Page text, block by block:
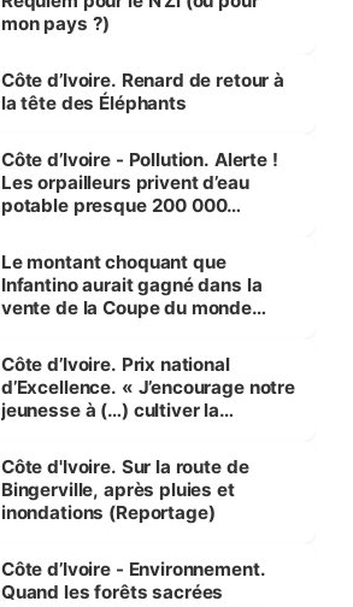
mon pays ?)
Côte d’Ivoire. Renard de retour à
la tête des Éléphants
Côte d’Ivoire - Pollution. Alerte !
Les orpailleurs privent d’eau
potable presque 200 000
Le montant choquant que
Infantino aurait gagné dans la
vente de la Coupe du monde
Côte d’Ivoire. Prix national
d’Excellence. « J’encourage notre
jeunesse à (…) cultiver la
(Alassane Ouattara
Côte d'Ivoire. Sur la route de
Bingerville, après pluies et
inondations (Reportage)
Côte d’Ivoire - Environnement.
Quand les forêts sacrées